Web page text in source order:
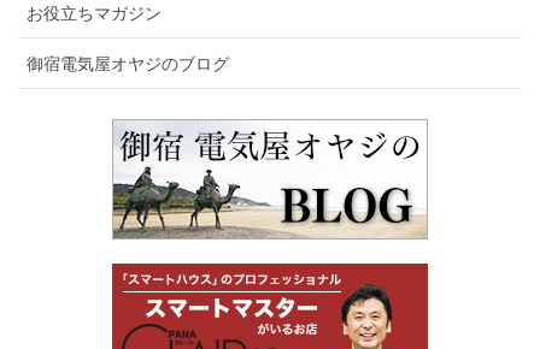
お役立ちマガジン
御宿電気屋オヤジのブログ